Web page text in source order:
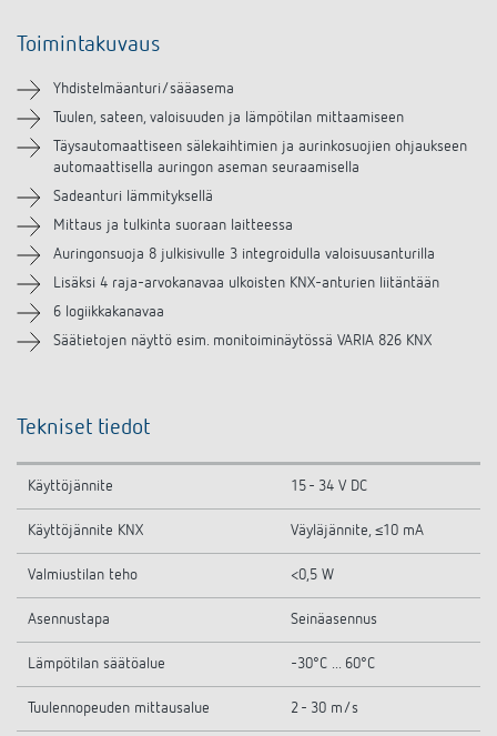
Lataukset
Lisätarvikkeet
Samanlaisia tuotteita
Toimintakuvaus
Yhdistelmäanturi/sääasema
Tuulen, sateen, valoisuuden ja lämpötilan mittaamiseen
Täysautomaattiseen sälekaihtimien ja aurinkosuojien ohjaukseen
automaattisella auringon aseman seuraamisella
Sadeanturi lämmityksellä
Mittaus ja tulkinta suoraan laitteessa
Auringonsuoja 8 julkisivulle 3 integroidulla valoisuusanturilla
Lisäksi 4 raja-arvokanavaa ulkoisten KNX-anturien liitäntään
6 logiikkakanavaa
Säätietojen näyttö esim. monitoiminäytössä VARIA 826 KNX
Tekniset tiedot
Käyttöjännite 15 - 34 V DC
Käyttöjännite KNX Väyläjännite, ≤10 mA
Valmiustilan teho <0,5 W
Asennustapa Seinäasennus
Lämpötilan säätöalue -30°C ... 60°C
Tuulennopeuden mittausalue 2 - 30 m/s